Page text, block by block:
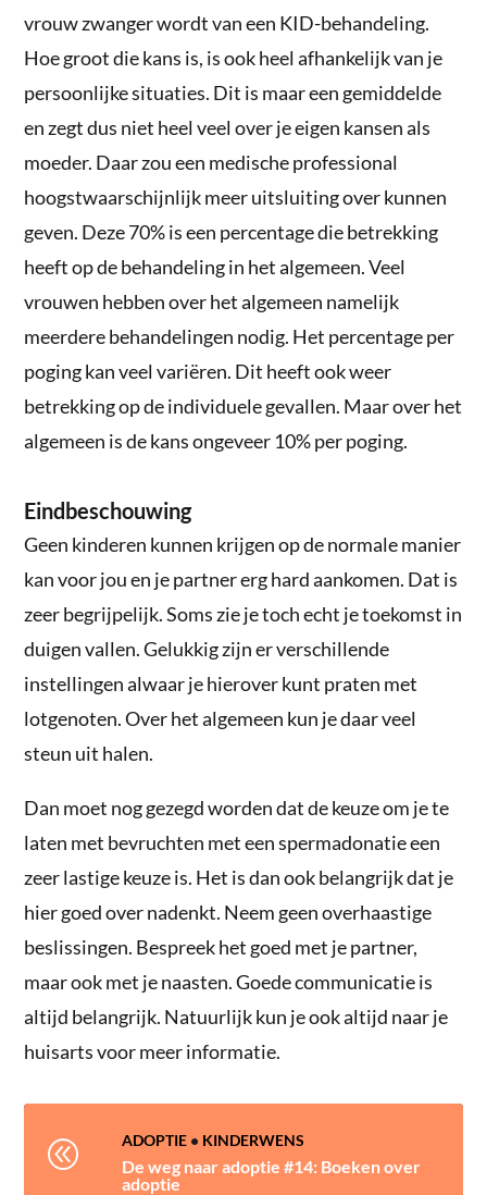
vrouw zwanger wordt van een KID-behandeling.
Hoe groot die kans is, is ook heel afhankelijk van je
persoonlijke situaties. Dit is maar een gemiddelde
en zegt dus niet heel veel over je eigen kansen als
moeder. Daar zou een medische professional
hoogstwaarschijnlijk meer uitsluiting over kunnen
geven. Deze 70% is een percentage die betrekking
heeft op de behandeling in het algemeen. Veel
vrouwen hebben over het algemeen namelijk
meerdere behandelingen nodig. Het percentage per
poging kan veel variëren. Dit heeft ook weer
betrekking op de individuele gevallen. Maar over het
algemeen is de kans ongeveer 10% per poging.
Eindbeschouwing
Geen kinderen kunnen krijgen op de normale manier
kan voor jou en je partner erg hard aankomen. Dat is
zeer begrijpelijk. Soms zie je toch echt je toekomst in
duigen vallen. Gelukkig zijn er verschillende
instellingen alwaar je hierover kunt praten met
lotgenoten. Over het algemeen kun je daar veel
steun uit halen.
Dan moet nog gezegd worden dat de keuze om je te
laten met bevruchten met een spermadonatie een
zeer lastige keuze is. Het is dan ook belangrijk dat je
hier goed over nadenkt. Neem geen overhaastige
beslissingen. Bespreek het goed met je partner,
maar ook met je naasten. Goede communicatie is
altijd belangrijk. Natuurlijk kun je ook altijd naar je
huisarts voor meer informatie.
@ ADOPTIE • KINDERWENS
De weg naar adoptie #14: Boeken over
adoptie